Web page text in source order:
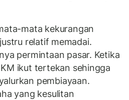
mata kekurangan
relatif memadai.
permintaan pasar. Ketika
ikut tertekan sehingga
pembiayaan.
yang kesulitan